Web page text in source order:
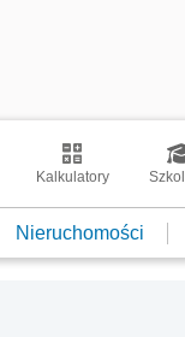
Kalkulatory
Nieruchomości